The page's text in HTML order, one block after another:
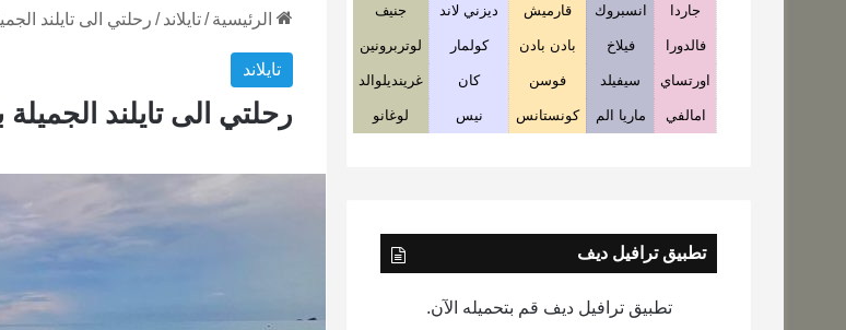
الرئيسية /تايلاند / رحلتي الى تايلند
تايلاند
رحلتي الى تايلند
جاردا انسبروك قارميش ديزني لاند جنيف
فالدورا فيلاخ بادن بادن كولمار لوتربرونين
اورتساي سيفيلد فوسن كان غرينديلوالد
امالفي ماريا الم كونستانس نيس لوغانو
تطبيق ترافيل ديف
تطبيق ترافيل ديف قم بتحميله الآن.